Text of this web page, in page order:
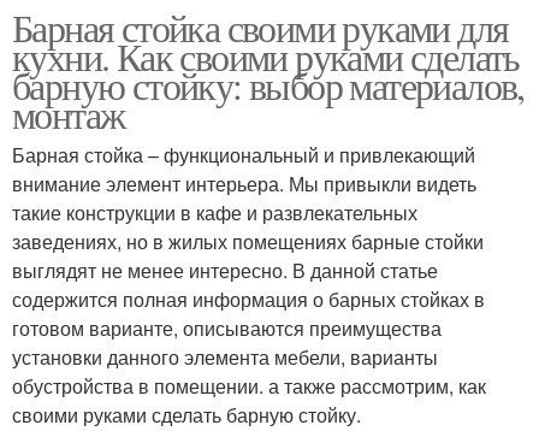
Барная стойка своими руками для
кухни. Как своими руками сделать
барную стойку: выбор материалов,
монтаж
Барная стойка – функциональный и привлекающий
внимание элемент интерьера. Мы привыкли видеть
такие конструкции в кафе и развлекательных
заведениях, но в жилых помещениях барные стойки
выглядят не менее интересно. В данной статье
содержится полная информация о барных стойках в
готовом варианте, описываются преимущества
установки данного элемента мебели, варианты
обустройства в помещении. а также рассмотрим, как
своими руками сделать барную стойку.